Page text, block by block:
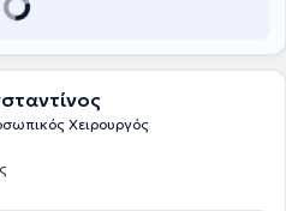
Χειρουργός